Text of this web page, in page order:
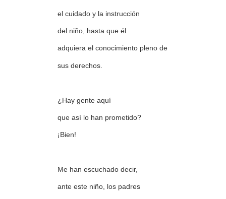
el cuidado y la instrucción
del niño, hasta que él
adquiera el conocimiento pleno de
sus derechos.
¿Hay gente aquí
que así lo han prometido?
¡Bien!
Me han escuchado decir,
ante este niño, los padres